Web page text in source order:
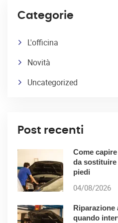
Categorie
L'officina
Novità
Uncategorized
Post recenti
Come
da sostituire
piedi
04/08/2026
Riparazione
quando